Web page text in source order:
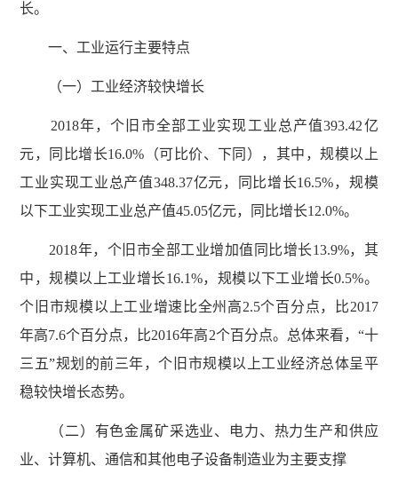
长。
一、工业运行主要特点
（一）工业经济较快增长
2018年，个旧市全部工业实现工业总产值393.42亿
元，同比增长16.0%（可比价、下同），其中，规模以上
工业实现工业总产值348.37亿元，同比增长16.5%，规模
以下工业实现工业总产值45.05亿元，同比增长12.0%。
2018年，个旧市全部工业增加值同比增长13.9%，其
中，规模以上工业增长16.1%，规模以下工业增长0.5%。
个旧市规模以上工业增速比全州高2.5个百分点，比2017
年高7.6个百分点，比2016年高2个百分点。总体来看，“十
三五”规划的前三年，个旧市规模以上工业经济总体呈平
稳较快增长态势。
（二）有色金属矿采选业、电力、热力生产和供应
业、计算机、通信和其他电子设备制造业为主要支撑